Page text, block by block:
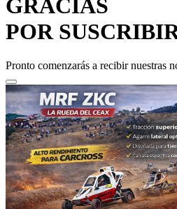
POR